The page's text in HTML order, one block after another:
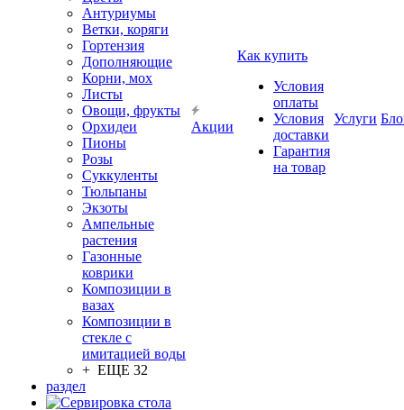
Антуриумы
Ветки, коряги
Гортензия
Дополняющие
Корни, мох
Листы
Овощи, фрукты
Орхидеи
Пионы
Розы
Суккуленты
Тюльпаны
Экзоты
Ампельные
растения
Газонные
коврики
Композиции в
вазах
Композиции в
стекле с
имитацией воды
+ ЕЩЕ 32
раздел
Акции
Как купить
Условия
оплаты
Условия
доставки
Гарантия
на товар
Услуги